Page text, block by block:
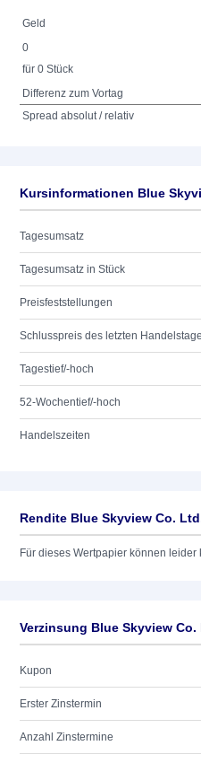
Geld
0
für 0 Stück
Differenz zum Vortag
Spread absolut / relativ
Kursinformationen Blue
Tagesumsatz
Tagesumsatz in Stück
Preisfeststellungen
Schlusspreis des letzten
Tagestief/-hoch
52-Wochentief/-hoch
Handelszeiten
Rendite Blue Skyview Co.
Für dieses Wertpapier können
Verzinsung Blue Skyview Co.
Kupon
Erster Zinstermin
Anzahl Zinstermine